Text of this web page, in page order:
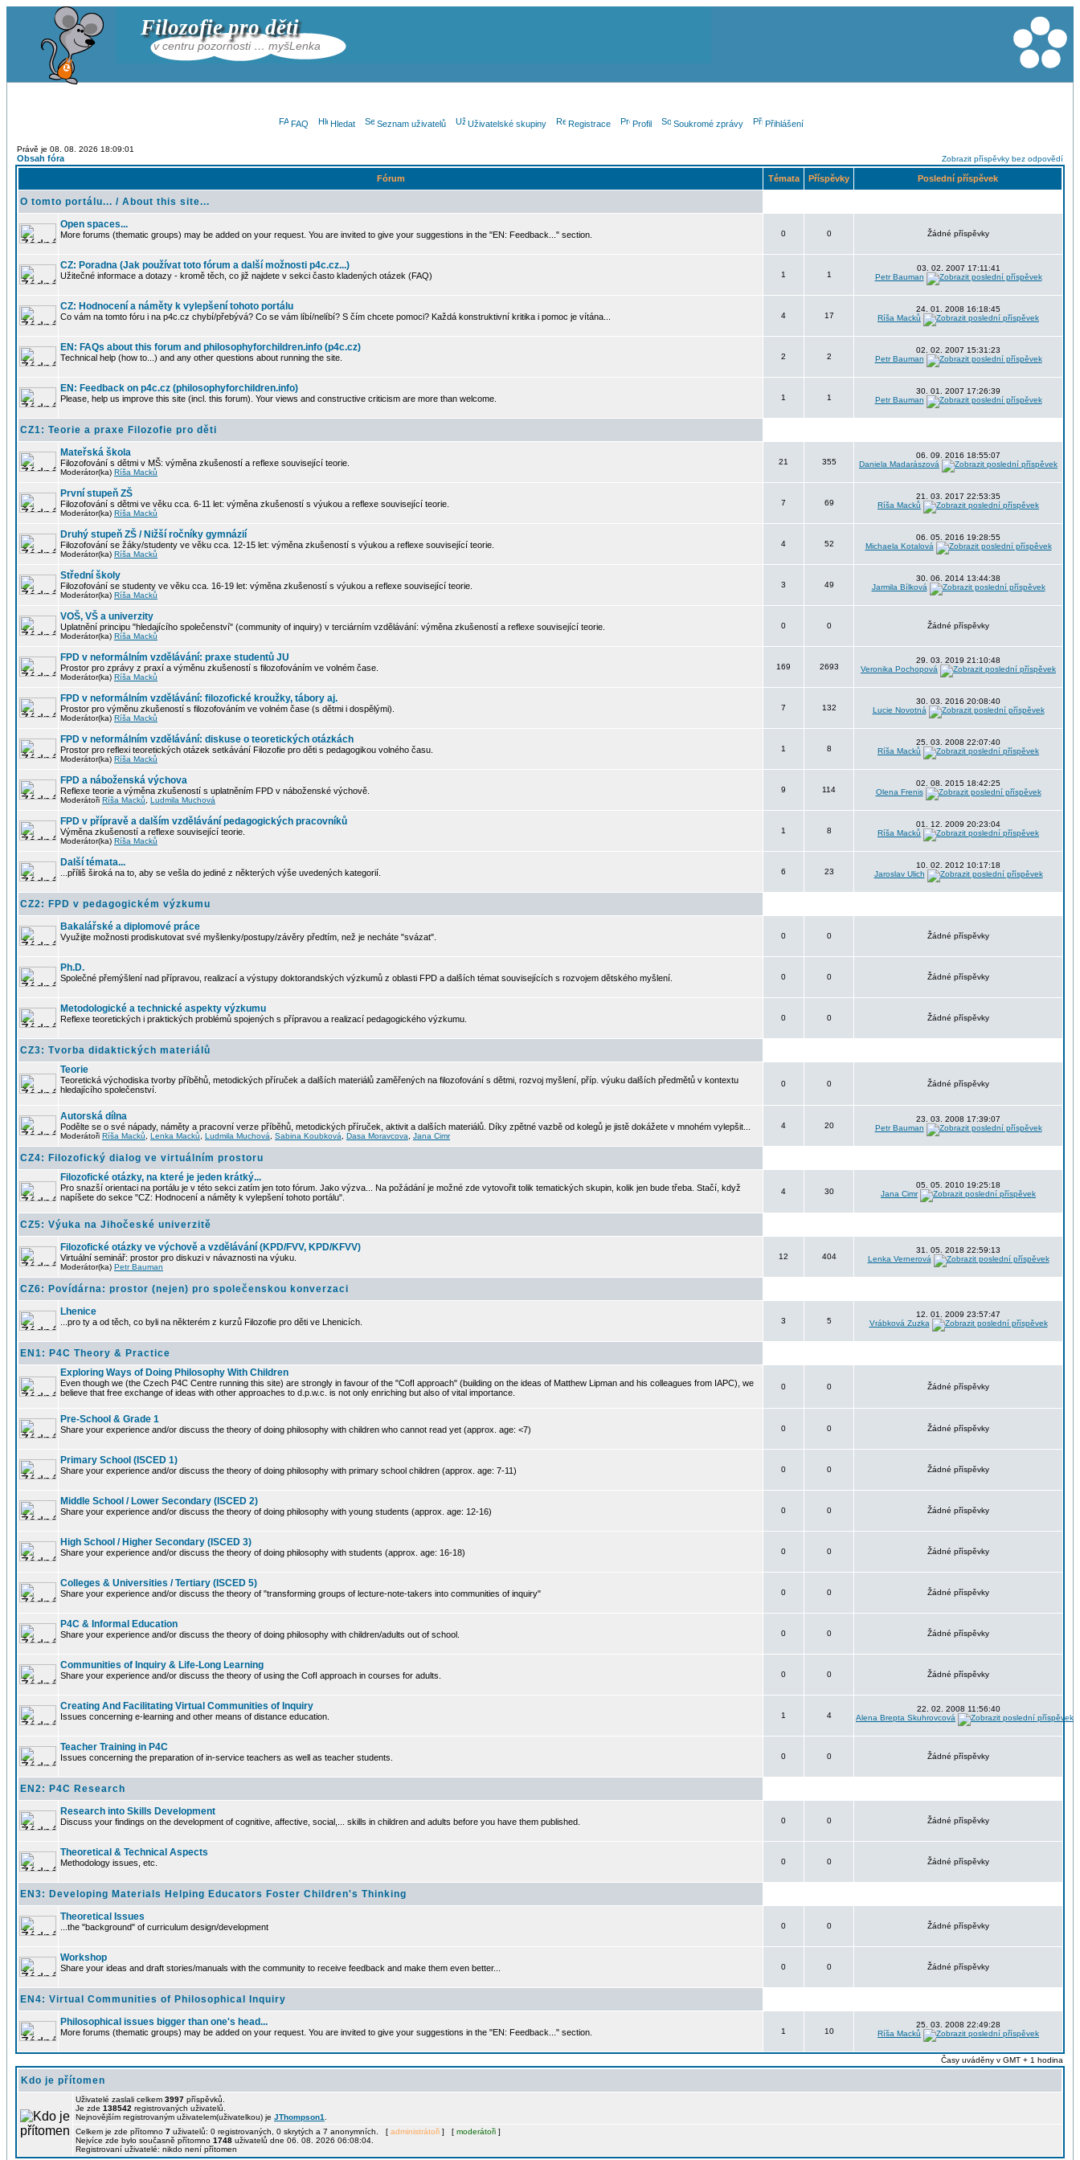
Filozofie pro děti
v centru pozornosti … myšLenka
FAQ Hledat Seznam uživatelů Uživatelské skupiny Registrace Profil Soukromé zprávy Přihlášení
Právě je 08. 08. 2026 18:09:01
Obsah fóra Zobrazit příspěvky bez odpovědí
Fórum Témata Příspěvky Poslední příspěvek
O tomto portálu... / About this site...
Open spaces...
More forums (thematic groups) may be added on your request. You are invited to give your suggestions in the "EN: Feedback..." section. 0 0 Žádné příspěvky
CZ: Poradna (Jak používat toto fórum a další možnosti p4c.cz...)
Užitečné informace a dotazy - kromě těch, co již najdete v sekci často kladených otázek (FAQ) 1 1
03. 02. 2007 17:11:41
Petr Bauman
CZ: Hodnocení a náměty k vylepšení tohoto portálu
Co vám na tomto fóru i na p4c.cz chybí/přebývá? Co se vám líbí/nelíbí? S čím chcete pomoci? Každá konstruktivní kritika i pomoc je vítána... 4 17
24. 01. 2008 16:18:45
Ríša Macků
EN: FAQs about this forum and philosophyforchildren.info (p4c.cz)
Technical help (how to...) and any other questions about running the site. 2 2
02. 02. 2007 15:31:23
Petr Bauman
EN: Feedback on p4c.cz (philosophyforchildren.info)
Please, help us improve this site (incl. this forum). Your views and constructive criticism are more than welcome. 1 1
30. 01. 2007 17:26:39
Petr Bauman
CZ1: Teorie a praxe Filozofie pro děti
Mateřská škola
Filozofování s dětmi v MŠ: výměna zkušeností a reflexe související teorie.
Moderátor(ka) Ríša Macků
21 355
06. 09. 2016 18:55:07
Daniela Madarászová
První stupeň ZŠ
Filozofování s dětmi ve věku cca. 6-11 let: výměna zkušeností s výukou a reflexe související teorie.
Moderátor(ka) Ríša Macků
7 69
21. 03. 2017 22:53:35
Ríša Macků
Druhý stupeň ZŠ / Nižší ročníky gymnázií
Filozofování se žáky/studenty ve věku cca. 12-15 let: výměna zkušeností s výukou a reflexe související teorie.
Moderátor(ka) Ríša Macků
4 52
06. 05. 2016 19:28:55
Michaela Kotalová
Střední školy
Filozofování se studenty ve věku cca. 16-19 let: výměna zkušeností s výukou a reflexe související teorie.
Moderátor(ka) Ríša Macků
3 49
30. 06. 2014 13:44:38
Jarmila Bílková
VOŠ, VŠ a univerzity
Uplatnění principu "hledajícího společenství" (community of inquiry) v terciárním vzdělávání: výměna zkušeností a reflexe související teorie.
Moderátor(ka) Ríša Macků
0 0 Žádné příspěvky
FPD v neformálním vzdělávání: praxe studentů JU
Prostor pro zprávy z praxí a výměnu zkušeností s filozofováním ve volném čase.
Moderátor(ka) Ríša Macků
169 2693
29. 03. 2019 21:10:48
Veronika Pochopová
FPD v neformálním vzdělávání: filozofické kroužky, tábory aj.
Prostor pro výměnu zkušeností s filozofováním ve volném čase (s dětmi i dospělými).
Moderátor(ka) Ríša Macků
7 132
30. 03. 2016 20:08:40
Lucie Novotná
FPD v neformálním vzdělávání: diskuse o teoretických otázkách
Prostor pro reflexi teoretických otázek setkávání Filozofie pro děti s pedagogikou volného času.
Moderátor(ka) Ríša Macků
1 8
25. 03. 2008 22:07:40
Ríša Macků
FPD a náboženská výchova
Reflexe teorie a výměna zkušeností s uplatněním FPD v náboženské výchově.
Moderátoři Ríša Macků Ludmila Muchová
9 114
02. 08. 2015 18:42:25
Olena Frenis
FPD v přípravě a dalším vzdělávání pedagogických pracovníků
Výměna zkušeností a reflexe související teorie.
Moderátor(ka) Ríša Macků
1 8
01. 12. 2009 20:23:04
Ríša Macků
Další témata...
...příliš široká na to, aby se vešla do jediné z některých výše uvedených kategorií. 6 23
10. 02. 2012 10:17:18
Jaroslav Ulich
CZ2: FPD v pedagogickém výzkumu
Bakalářské a diplomové práce
Využijte možnosti prodiskutovat své myšlenky/postupy/závěry předtím, než je necháte "svázat". 0 0 Žádné příspěvky
Ph.D.
Společné přemýšlení nad přípravou, realizací a výstupy doktorandských výzkumů z oblasti FPD a dalších témat souvisejících s rozvojem dětského myšlení. 0 0 Žádné příspěvky
Metodologické a technické aspekty výzkumu
Reflexe teoretických i praktických problémů spojených s přípravou a realizací pedagogického výzkumu. 0 0 Žádné příspěvky
CZ3: Tvorba didaktických materiálů
Teorie
Teoretická východiska tvorby příběhů, metodických příruček a dalších materiálů zaměřených na filozofování s dětmi, rozvoj myšlení, příp. výuku dalších předmětů v kontextu
hledajícího společenství.
0 0 Žádné příspěvky
Autorská dílna
Podělte se o své nápady, náměty a pracovní verze příběhů, metodických příruček, aktivit a dalších materiálů. Díky zpětné vazbě od kolegů je jistě dokážete v mnohém vylepšit...
Moderátoři Ríša Macků Lenka Macků Ludmila Muchová Sabina Koubková Dasa Moravcova Jana Cimr
4 20
23. 03. 2008 17:39:07
Petr Bauman
CZ4: Filozofický dialog ve virtuálním prostoru
Filozofické otázky, na které je jeden krátký...
Pro snazší orientaci na portálu je v této sekci zatím jen toto fórum. Jako výzva... Na požádání je možné zde vytovořit tolik tematických skupin, kolik jen bude třeba. Stačí, když
napíšete do sekce "CZ: Hodnocení a náměty k vylepšení tohoto portálu".
4 30
05. 05. 2010 19:25:18
Jana Cimr
CZ5: Výuka na Jihočeské univerzitě
Filozofické otázky ve výchově a vzdělávání (KPD/FVV, KPD/KFVV)
Virtuální seminář: prostor pro diskuzi v návaznosti na výuku.
Moderátor(ka) Petr Bauman
12 404
31. 05. 2018 22:59:13
Lenka Vernerová
CZ6: Povídárna: prostor (nejen) pro společenskou konverzaci
Lhenice
...pro ty a od těch, co byli na některém z kurzů Filozofie pro děti ve Lhenicích. 3 5
12. 01. 2009 23:57:47
Vrábková Zuzka
EN1: P4C Theory & Practice
Exploring Ways of Doing Philosophy With Children
Even though we (the Czech P4C Centre running this site) are strongly in favour of the "CofI approach" (building on the ideas of Matthew Lipman and his colleagues from IAPC), we
believe that free exchange of ideas with other approaches to d.p.w.c. is not only enriching but also of vital importance.
0 0 Žádné příspěvky
Pre-School & Grade 1
Share your experience and/or discuss the theory of doing philosophy with children who cannot read yet (approx. age: <7) 0 0 Žádné příspěvky
Primary School (ISCED 1)
Share your experience and/or discuss the theory of doing philosophy with primary school children (approx. age: 7-11) 0 0 Žádné příspěvky
Middle School / Lower Secondary (ISCED 2)
Share your experience and/or discuss the theory of doing philosophy with young students (approx. age: 12-16) 0 0 Žádné příspěvky
High School / Higher Secondary (ISCED 3)
Share your experience and/or discuss the theory of doing philosophy with students (approx. age: 16-18) 0 0 Žádné příspěvky
Colleges & Universities / Tertiary (ISCED 5)
Share your experience and/or discuss the theory of "transforming groups of lecture-note-takers into communities of inquiry" 0 0 Žádné příspěvky
P4C & Informal Education
Share your experience and/or discuss the theory of doing philosophy with children/adults out of school. 0 0 Žádné příspěvky
Communities of Inquiry & Life-Long Learning
Share your experience and/or discuss the theory of using the CofI approach in courses for adults. 0 0 Žádné příspěvky
Creating And Facilitating Virtual Communities of Inquiry
Issues concerning e-learning and other means of distance education. 1 4
22. 02. 2008 11:56:40
Alena Brepta Skuhrovcová
Teacher Training in P4C
Issues concerning the preparation of in-service teachers as well as teacher students. 0 0 Žádné příspěvky
EN2: P4C Research
Research into Skills Development
Discuss your findings on the development of cognitive, affective, social,... skills in children and adults before you have them published. 0 0 Žádné příspěvky
Theoretical & Technical Aspects
Methodology issues, etc. 0 0 Žádné příspěvky
EN3: Developing Materials Helping Educators Foster Children's Thinking
Theoretical Issues
...the "background" of curriculum design/development 0 0 Žádné příspěvky
Workshop
Share your ideas and draft stories/manuals with the community to receive feedback and make them even better... 0 0 Žádné příspěvky
EN4: Virtual Communities of Philosophical Inquiry
Philosophical issues bigger than one's head...
More forums (thematic groups) may be added on your request. You are invited to give your suggestions in the "EN: Feedback..." section. 1 10
25. 03. 2008 22:49:28
Ríša Macků
Časy uváděny v GMT + 1 hodina
Kdo je přítomen
Uživatelé zaslali celkem 3997 příspěvků.
Je zde 138542 registrovaných uživatelů.
Nejnovějším registrovaným uživatelem(uživatelkou) je JThompson1
Celkem je zde přítomno 7 uživatelů: 0 registrovaných, 0 skrytých a 7 anonymních. [ administrátoři ] [ moderátoři ]
Nejvíce zde bylo současně přítomno 1748 uživatelů dne 06. 08. 2026 06:08:04.
Registrovaní uživatelé: nikdo není přítomen